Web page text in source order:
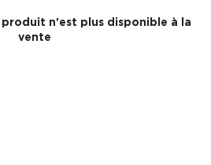
produit n'est plus disponible à la
vente